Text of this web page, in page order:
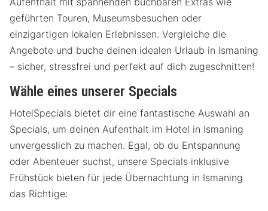
geführten Touren, Museumsbesuchen oder
einzigartigen lokalen Erlebnissen. Vergleiche die
Angebote und buche deinen idealen Urlaub in Ismaning
– sicher, stressfrei und perfekt auf dich zugeschnitten!
Wähle eines unserer Specials
HotelSpecials bietet dir eine fantastische Auswahl an
Specials, um deinen Aufenthalt im Hotel in Ismaning
unvergesslich zu machen. Egal, ob du Entspannung
oder Abenteuer suchst, unsere Specials inklusive
Frühstück bieten für jede Übernachtung in Ismaning
das Richtige: